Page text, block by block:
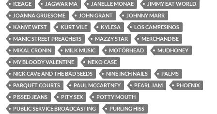
ICEAGE
JAGWAR MA JANELLE MONAE
JIMMY EAT WORLD
JOANNA GRUESOME
JOHN GRANT
JOHNNY MARR
KANYE WEST
KURT VILE KYLESA
LOS CAMPESINOS
MANIC STREET PREACHERS
MAZZY STAR
MERCHANDISE
MIKAL CRONIN
MILK MUSIC MOTÖRHEAD
MUDHONEY
MY BLOODY VALENTINE
NEKO CASE
NICK CAVE AND THE BAD SEEDS
NINE INCH NAILS
PALMS
PARQUET COURTS
PAUL MCCARTNEY PEARL JAM
PHOENIX
PISSED JEANS
PITY SEX
POTTY MOUTH
PUBLIC SERVICE BROADCASTING
PURLING HISS